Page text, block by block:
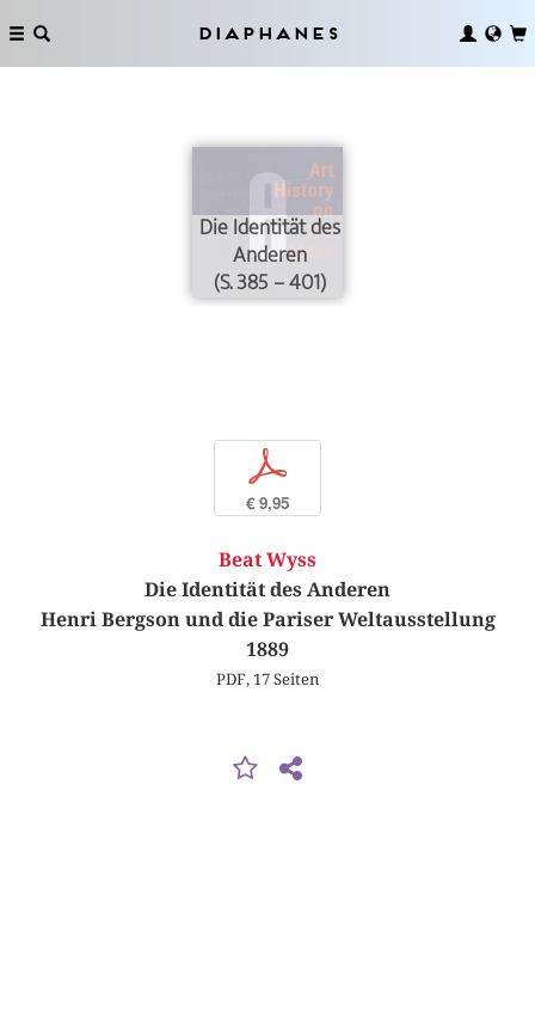
Diaphanes
Die Identität des
Anderen
(S. 385 – 401)
p
€ 9,95
Beat Wyss
Die Identität des Anderen
Henri Bergson und die Pariser Weltausstellung
1889
PDF, 17 Seiten